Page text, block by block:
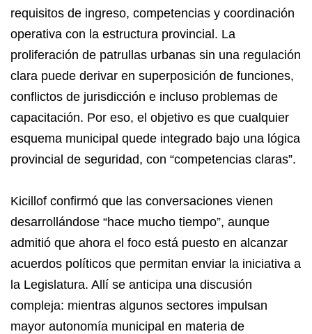
requisitos de ingreso, competencias y coordinación
operativa con la estructura provincial. La
proliferación de patrullas urbanas sin una regulación
clara puede derivar en superposición de funciones,
conflictos de jurisdicción e incluso problemas de
capacitación. Por eso, el objetivo es que cualquier
esquema municipal quede integrado bajo una lógica
provincial de seguridad, con “competencias claras”.
Kicillof confirmó que las conversaciones vienen
desarrollándose “hace mucho tiempo”, aunque
admitió que ahora el foco está puesto en alcanzar
acuerdos políticos que permitan enviar la iniciativa a
la Legislatura. Allí se anticipa una discusión
compleja: mientras algunos sectores impulsan
mayor autonomía municipal en materia de